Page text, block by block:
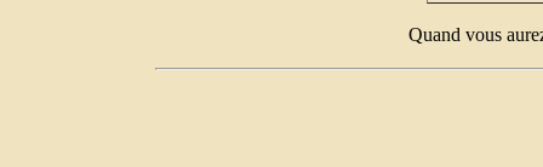
Quand vous